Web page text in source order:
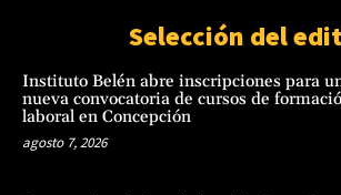
Selección del
Instituto Belén abre inscripciones para
nueva convocatoria de cursos de
laboral en Concepción
agosto 7, 2026